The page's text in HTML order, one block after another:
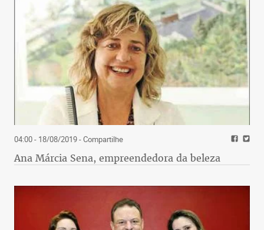
04:00 - 18/08/2019- Compartilhe
Ana Márcia Sena, empreendedora da beleza